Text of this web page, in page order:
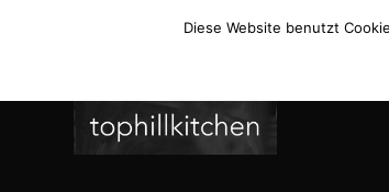
Diese Website benutzt